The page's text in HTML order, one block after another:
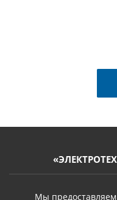
Мы предоставляем